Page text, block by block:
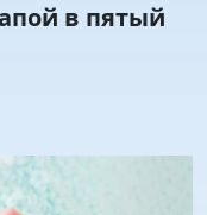
в пятый